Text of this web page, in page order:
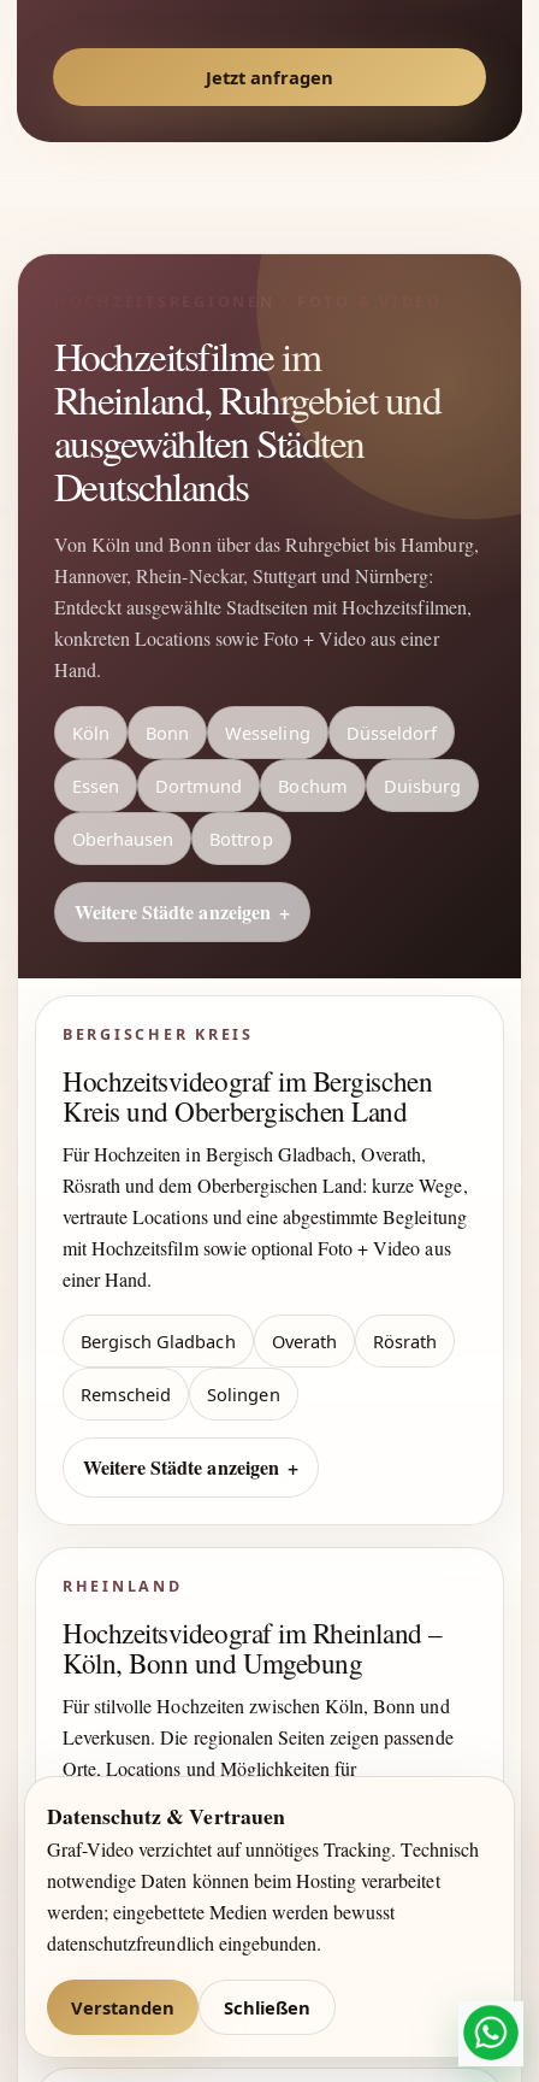
Jetzt anfragen
Hochzeitsfilme im
Rheinland, Ruhrgebiet und
ausgewählten Städten
Deutschlands
Von Köln und Bonn über das Ruhrgebiet bis Hamburg,
Hannover, Rhein-Neckar, Stuttgart und Nürnberg:
Entdeckt ausgewählte Stadtseiten mit Hochzeitsfilmen,
konkreten Locations sowie Foto + Video aus einer
Hand.
Köln Bonn Wesseling Düsseldorf
Essen Dortmund Bochum Duisburg
Oberhausen Bottrop
Weitere Städte anzeigen
BERGISCHER KREIS
Hochzeitsvideograf im Bergischen
Kreis und Oberbergischen Land
Für Hochzeiten in Bergisch Gladbach, Overath,
Rösrath und dem Oberbergischen Land: kurze Wege,
vertraute Locations und eine abgestimmte Begleitung
mit Hochzeitsfilm sowie optional Foto + Video aus
einer Hand.
Bergisch Gladbach Overath Rösrath
Remscheid Solingen
Weitere Städte anzeigen
RHEINLAND
Hochzeitsvideograf im Rheinland –
Köln, Bonn und Umgebung
Für stilvolle Hochzeiten zwischen Köln, Bonn und
Leverkusen. Die regionalen Seiten zeigen passende
Orte, Locations und Möglichkeiten für
Köln Bonn Leverkusen Hürth
Frechen
Weitere Städte anzeigen
Datenschutz & Vertrauen
Graf-Video verzichtet auf unnötiges Tracking. Technisch
notwendige Daten können beim Hosting verarbeitet
werden; eingebettete Medien werden bewusst
datenschutzfreundlich eingebunden.
Verstanden Schließen